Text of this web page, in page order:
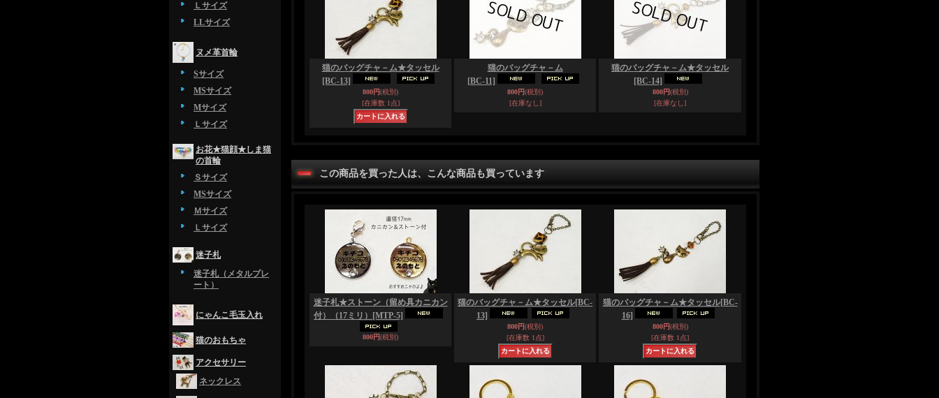
Ｌサイズ
LLサイズ
ヌメ革首輪
Sサイズ
MSサイズ
Mサイズ
Ｌサイズ
お花★猫顔★しま猫
の首輪
Ｓサイズ
MSサイズ
Ｍサイズ
Ｌサイズ
迷子札
迷子札（メタルプレ
ート）
にゃんこ毛玉入れ
猫のおもちゃ
アクセサリー
ネックレス
猫のバッグチャ－ム★タッセル
[BC-13]
800円(税別)
[在庫数 1点]
猫のバッグチャ－ム
[BC-11]
800円(税別)
[在庫なし]
猫のバッグチャ－ム★タッセル
[BC-14]
800円(税別)
[在庫なし]
この商品を買った人は、こんな商品も買っています
迷子札★ストーン（留め具カニカン
付）（17ミリ）
[MTP-5]
800円(税別)
猫のバッグチャ－ム★タッセル[BC-
13]
800円(税別)
[在庫数 1点]
猫のバッグチャ－ム★タッセル[BC-
16]
800円(税別)
[在庫数 1点]